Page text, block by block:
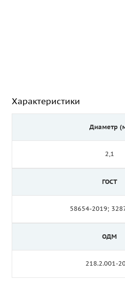
Характеристики
Диаметр
2,1
ГОСТ
58654-2019;
ОДМ
218.2.001-